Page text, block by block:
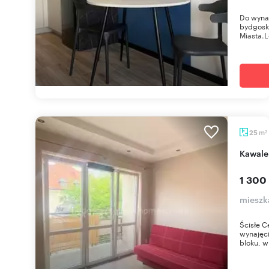
Do
25 m2
1 300
Ścisłe
bloku,